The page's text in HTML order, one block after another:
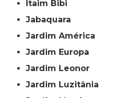
Itaim Bibi
Jabaquara
Jardim América
Jardim Europa
Jardim Leonor
Jardim Luzitânia